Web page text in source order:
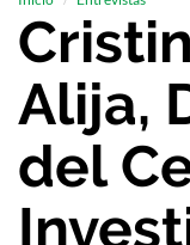
Alija,
del